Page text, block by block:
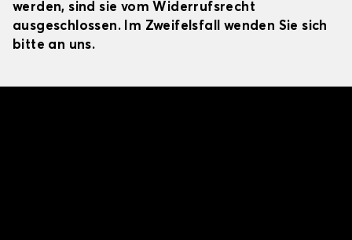
werden, sind sie vom Widerrufsrecht
ausgeschlossen. Im Zweifelsfall wenden Sie sich
bitte an uns.